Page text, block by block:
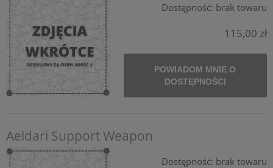
Dostępność: brak towaru
115,00 zł
POWIADOM MNIE O
DOSTĘPNOŚCI
Aeldari Support Weapon
Dostępność: brak towaru